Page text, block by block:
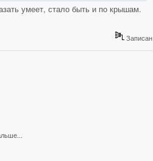
умеет, стало быть и по крышам.
Записан